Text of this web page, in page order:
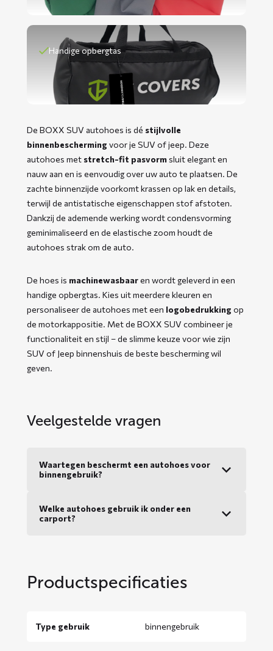
Handige opbergtas
De BOXX SUV autohoes is dé stijlvolle
binnenbescherming voor je SUV of jeep. Deze
autohoes met stretch-fit pasvorm sluit elegant en
nauw aan en is eenvoudig over uw auto te plaatsen. De
zachte binnenzijde voorkomt krassen op lak en details,
terwijl de antistatische eigenschappen stof afstoten.
Dankzij de ademende werking wordt condensvorming
geminimaliseerd en de elastische zoom houdt de
autohoes strak om de auto.
De hoes is machinewasbaaren wordt geleverd in een
handige opbergtas. Kies uit meerdere kleuren en
personaliseer de autohoes met een logobedrukking op
de motorkappositie. Met de BOXX SUV combineer je
functionaliteit en stijl – de slimme keuze voor wie zijn
SUV of Jeep binnenshuis de beste bescherming wil
geven.
Veelgestelde vragen
Waartegen beschermt een autohoes voor
binnengebruik?
Welke autohoes gebruik ik onder een
carport?
Productspecificaties
Type gebruik binnengebruik